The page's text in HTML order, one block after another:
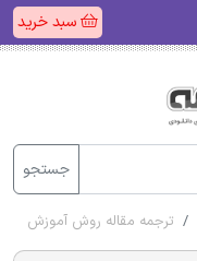
سبد خرید
جستجو
ترجمه مقاله روش آموزش